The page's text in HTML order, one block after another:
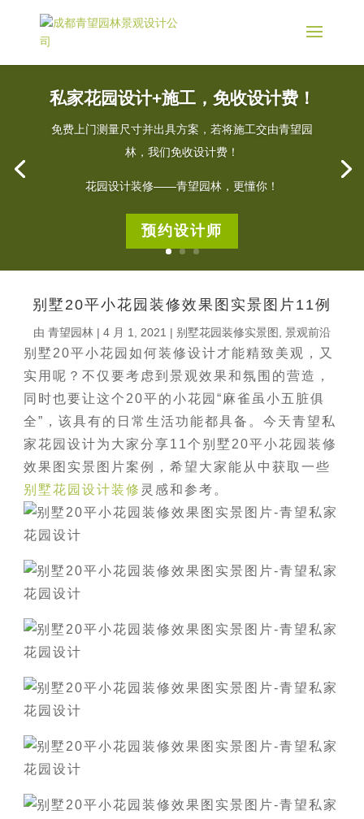
私家花园设计+施工，免收设计费！
免费上门测量尺寸并出具方案，若将施工交由青望园
林，我们免收设计费！
花园设计装修——青望园林，更懂你！
预约设计师
别墅20平小花园装修效果图实景图片11例
由 青望园林 | 4 月 1, 2021 | 别墅花园装修实景图 景观前沿
别墅20平小花园如何装修设计才能精致美观，又
实用呢？不仅要考虑到景观效果和氛围的营造，
同时也要让这个20平的小花园“麻雀虽小五脏俱
全”，该具有的日常生活功能都具备。今天青望私
家花园设计为大家分享11个别墅20平小花园装修
效果图实景图片案例，希望大家能从中获取一些
别墅花园设计装修 灵感和参考。